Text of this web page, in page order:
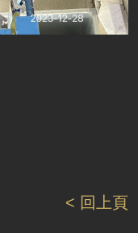
< 回上頁